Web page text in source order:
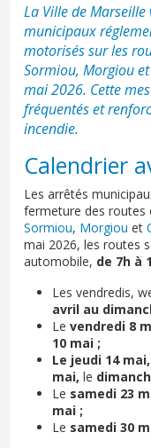
La Ville de
municipaux
motorisés sur les
Sormiou, Morgiou
mai 2026. Cette
fréquentés et
incendie.
Calendrier
Les arrêtés
fermeture des routes
Sormiou, Morgiou et
mai 2026, les routes
automobile, de 7h à
Les vendredis,
avril au
Le vendredi 8
10 mai ;
Le jeudi 14 mai,
mai, le
Le samedi 23
mai ;
Le samedi 30